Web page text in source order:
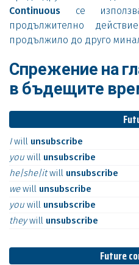
Continuous се
продължително
продължило до друго
Спрежение на
в бъдещите
Iwill unsubscribe
you will unsubscribe
he|she|itwill unsubscribe
wewill unsubscribe
you will unsubscribe
theywill unsubscribe
Future